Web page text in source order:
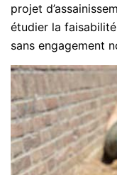
projet
étudier la
sans engagement